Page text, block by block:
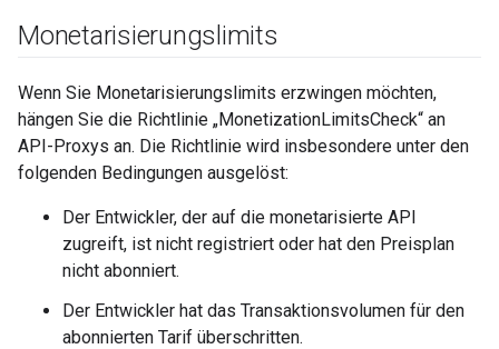
Monetarisierungslimits
Wenn Sie Monetarisierungslimits erzwingen möchten,
hängen Sie die Richtlinie „MonetizationLimitsCheck“ an
API-Proxys an. Die Richtlinie wird insbesondere unter den
folgenden Bedingungen ausgelöst:
Der Entwickler, der auf die monetarisierte API
zugreift, ist nicht registriert oder hat den Preisplan
nicht abonniert.
Der Entwickler hat das Transaktionsvolumen für den
abonnierten Tarif überschritten.